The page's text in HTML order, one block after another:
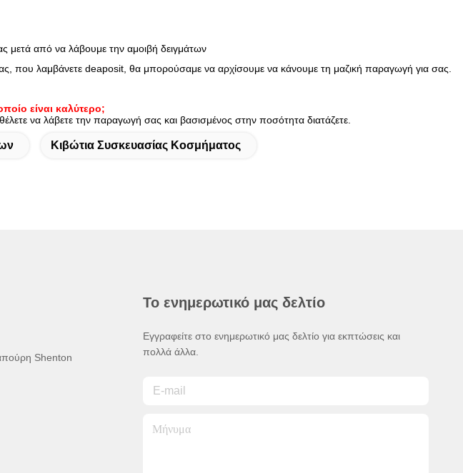
μετά από να λάβουμε την αμοιβή δειγμάτων
που λαμβάνετε deaposit, θα μπορούσαμε να αρχίσουμε να κάνουμε τη μαζική παραγωγή για σας.
είναι καλύτερο;
να λάβετε την παραγωγή σας και βασισμένος στην ποσότητα διατάζετε.
Κιβώτια Συσκευασίας Κοσμήματος
Shenton
Το ενημερωτικό μας δελτίο
Εγγραφείτε στο ενημερωτικό μας δελτίο για εκπτώσεις και
πολλά άλλα.